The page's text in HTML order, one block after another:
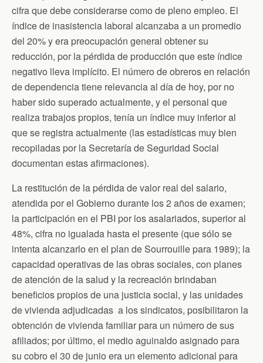
cifra que debe considerarse como de pleno empleo. El
índice de inasistencia laboral alcanzaba a un promedio
del 20% y era preocupación general obtener su
reducción, por la pérdida de producción que este índice
negativo lleva implícito. El número de obreros en relación
de dependencia tiene relevancia al día de hoy, por no
haber sido superado actualmente, y el personal que
realiza trabajos propios, tenía un índice muy inferior al
que se registra actualmente (las estadísticas muy bien
recopiladas por la Secretaría de Seguridad Social
documentan estas afirmaciones).
La restitución de la pérdida de valor real del salario,
atendida por el Gobierno durante los 2 años de examen;
la participación en el PBI por los asalariados, superior al
48%, cifra no igualada hasta el presente (que sólo se
intenta alcanzarlo en el plan de Sourrouille para 1989); la
capacidad operativas de las obras sociales, con planes
de atención de la salud y la recreación brindaban
beneficios propios de una justicia social, y las unidades
de vivienda adjudicadas a los sindicatos, posibilitaron la
obtención de vivienda familiar para un número de sus
afiliados; por último, el medio aguinaldo asignado para
su cobro el 30 de junio era un elemento adicional para